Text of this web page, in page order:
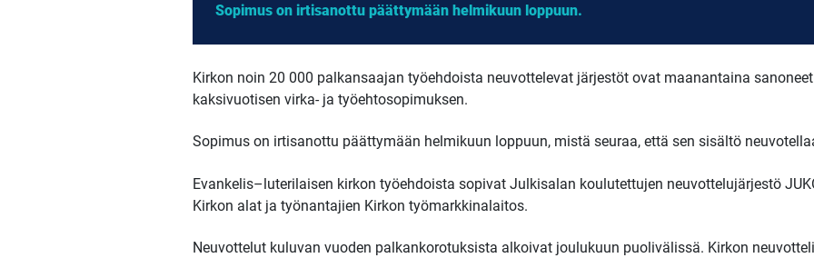
Sopimus on irtisanottu päättymään helmikuun loppuun.
Kirkon noin 20 000 palkansaajan työehdoista neuvottelevat järjestöt ovat maanantaina
kaksivuotisen virka- ja työehtosopimuksen.
Sopimus on irtisanottu päättymään helmikuun loppuun, mistä seuraa, että sen sisältö
Evankelis–luterilaisen kirkon työehdoista sopivat Julkisalan koulutettujen neuvottelujärjestö
Kirkon alat ja työnantajien Kirkon työmarkkinalaitos.
Neuvottelut kuluvan vuoden palkankorotuksista alkoivat joulukuun puolivälissä. Kirkon